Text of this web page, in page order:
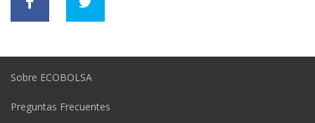
Sobre ECOBOLSA
Preguntas Frecuentes